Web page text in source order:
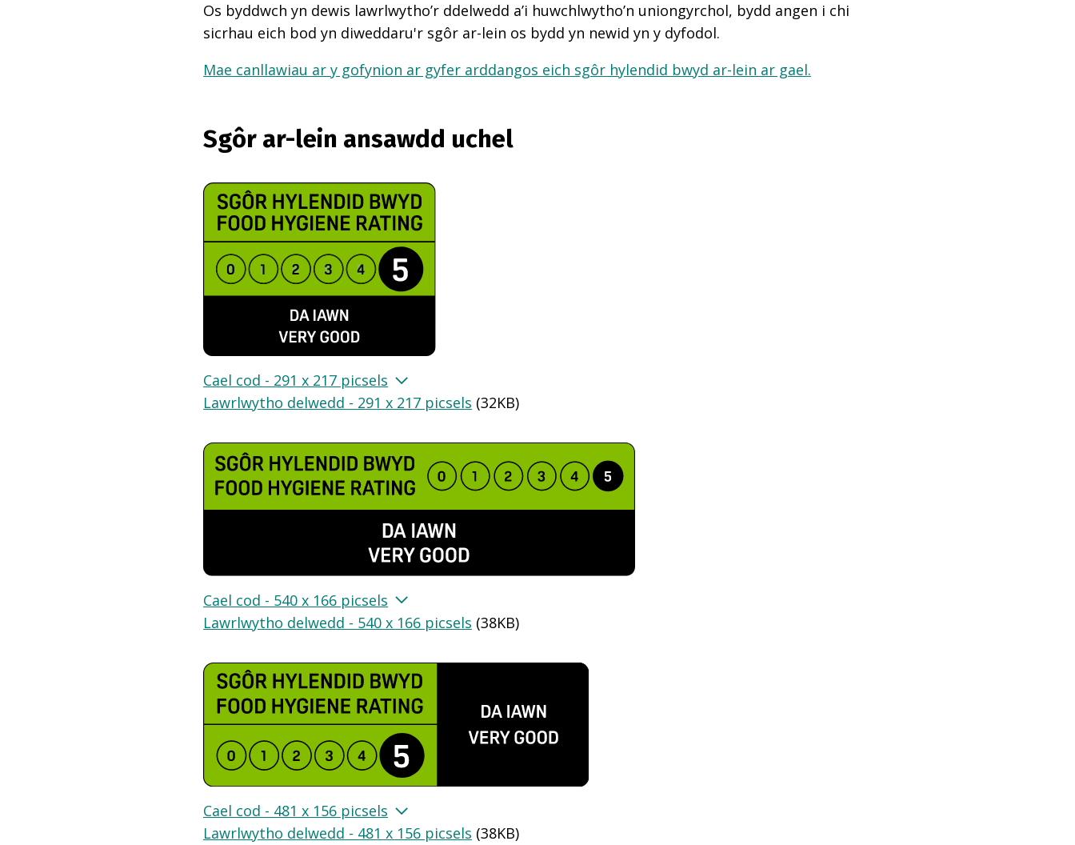
Os byddwch yn dewis lawrlwytho’r ddelwedd a’i huwchlwytho’n uniongyrchol, bydd angen i chi
sicrhau eich bod yn diweddaru'r sgôr ar-lein os bydd yn newid yn y dyfodol.
Mae canllawiau ar y gofynion ar gyfer arddangos eich sgôr hylendid bwyd ar-lein ar gael.
Sgôr ar-lein ansawdd uchel
Cael cod - 291 x 217 picsels
Lawrlwytho delwedd - 291 x 217 picsels (32KB)
Cael cod - 540 x 166 picsels
Lawrlwytho delwedd - 540 x 166 picsels (38KB)
Cael cod - 481 x 156 picsels
Lawrlwytho delwedd - 481 x 156 picsels (38KB)